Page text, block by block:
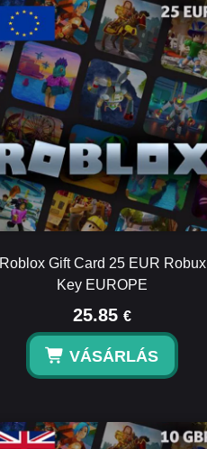
Roblox Gift Card 25 EUR Robux
Key EUROPE
25.85 €
VÁSÁRLÁS